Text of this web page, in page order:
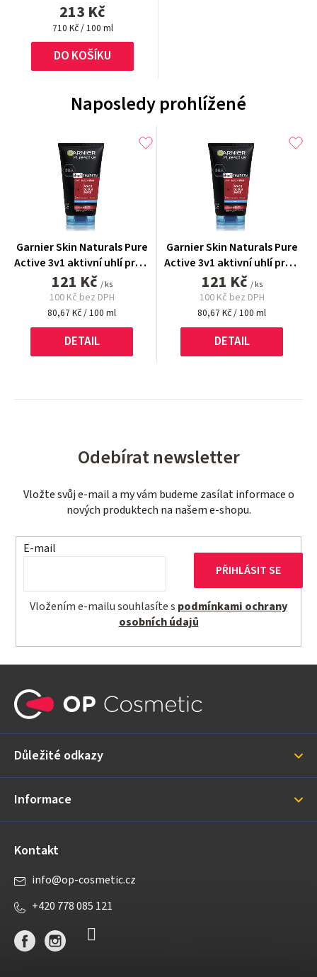
213 Kč
Měrná
cena:
710 Kč / 100 ml
DO KOŠÍKU
Naposledy prohlížené
Garnier Skin Naturals Pure
Active 3v1 aktivní uhlí proti
černým tečkám 150 ml
121 Kč / ks
100 Kč bez DPH
Měrná
cena:
80,67 Kč / 100 ml
DETAIL
Garnier Skin Naturals Pure
Active 3v1 aktivní uhlí proti
černým tečkám 150 ml
121 Kč / ks
100 Kč bez DPH
Měrná
cena:
80,67 Kč / 100 ml
DETAIL
Odebírat newsletter
Vložte svůj e-mail a my vám budeme zasílat informace o
nových produktech na našem e-shopu.
E-mail
Vložením e-mailu souhlasíte s podmínkami ochrany
osobních údajů
PŘIHLÁSIT SE
a
í
Důležité odkazy
Informace
Kontakt
info@op-cosmetic.cz
+420 778 085 121